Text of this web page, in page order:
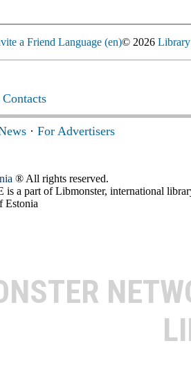
a Friend Language (en)© 2026
· For Advertisers
® All rights reserved.
a part of Libmonster, international
Estonia